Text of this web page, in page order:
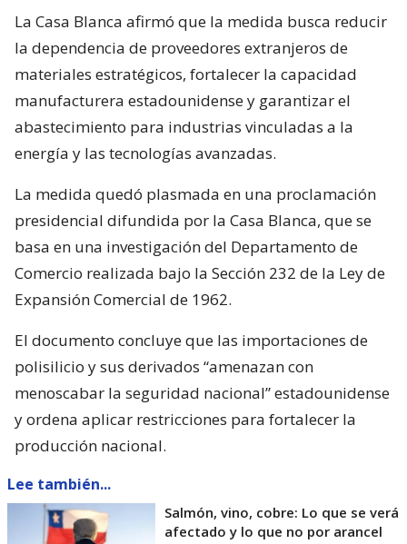
La Casa Blanca afirmó que la medida busca reducir
la dependencia de proveedores extranjeros de
materiales estratégicos, fortalecer la capacidad
manufacturera estadounidense y garantizar el
abastecimiento para industrias vinculadas a la
energía y las tecnologías avanzadas.
La medida quedó plasmada en una proclamación
presidencial difundida por la Casa Blanca, que se
basa en una investigación del Departamento de
Comercio realizada bajo la Sección 232 de la Ley de
Expansión Comercial de 1962.
El documento concluye que las importaciones de
polisilicio y sus derivados “amenazan con
menoscabar la seguridad nacional” estadounidense
y ordena aplicar restricciones para fortalecer la
producción nacional.
Lee también...
Salmón, vino, cobre: Lo que se verá
afectado y lo que no por arancel